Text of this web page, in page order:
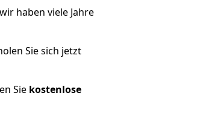
haben viele Jahre
Sie sich jetzt
Sie kostenlose